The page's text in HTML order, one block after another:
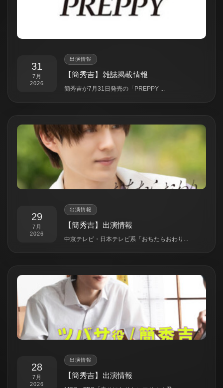
31
7月
2026
出演情報
【簡秀吉】雑誌掲載情報
簡秀吉が7月31日発売の「PREPPY ...
29
7月
2026
出演情報
【簡秀吉】出演情報
中京テレビ・日本テレビ系「おちたらおわり...
28
7月
2026
出演情報
【簡秀吉】出演情報